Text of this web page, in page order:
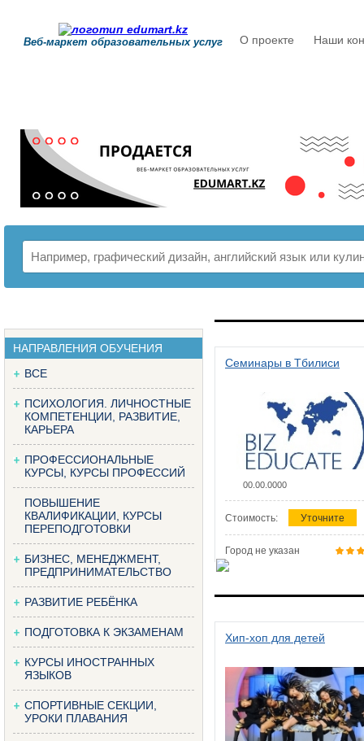
Веб-маркет образовательных услуг О проекте Наши
НАПРАВЛЕНИЯ ОБУЧЕНИЯ
ВСЕ
ПСИХОЛОГИЯ. ЛИЧНОСТНЫЕ
КОМПЕТЕНЦИИ, РАЗВИТИЕ,
КАРЬЕРА
ПРОФЕССИОНАЛЬНЫЕ
КУРСЫ, КУРСЫ ПРОФЕССИЙ
ПОВЫШЕНИЕ
КВАЛИФИКАЦИИ, КУРСЫ
ПЕРЕПОДГОТОВКИ
БИЗНЕС, МЕНЕДЖМЕНТ,
ПРЕДПРИНИМАТЕЛЬСТВО
РАЗВИТИЕ РЕБЁНКА
ПОДГОТОВКА К ЭКЗАМЕНАМ
КУРСЫ ИНОСТРАННЫХ
ЯЗЫКОВ
СПОРТИВНЫЕ СЕКЦИИ,
УРОКИ ПЛАВАНИЯ
Семинары в Тбилиси
00.00.0000
Стоимость: Уточните
Город не указан
Хип-хоп для детей